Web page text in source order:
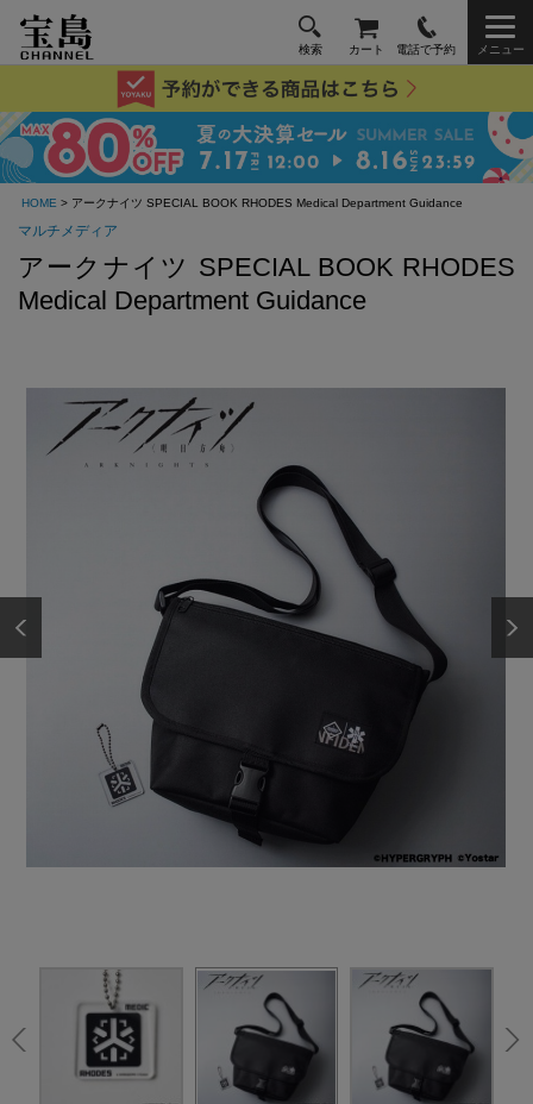
検索 カート 電話で予約 メニュー
HOME > アークナイツ SPECIAL BOOK RHODES Medical Department Guidance
マルチメディア
アークナイツ SPECIAL BOOK RHODES
Medical Department Guidance